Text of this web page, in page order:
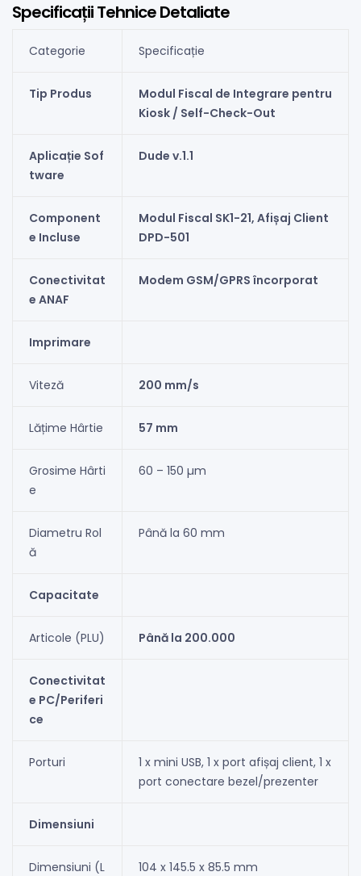
Specificații Tehnice Detaliate
Categorie Specificație
Tip Produs
Modul Fiscal de Integrare pentru
Kiosk / Self-Check-Out
Aplicație Sof
tware
Dude v.1.1
Component
e Incluse
Modul Fiscal SK1-21, Afișaj Client
DPD-501
Conectivitat
e ANAF
Modem GSM/GPRS încorporat
Imprimare
Viteză 200 mm/s
Lățime Hârtie 57 mm
Grosime Hârti
e
60 – 150 µm
Diametru Rol
ă
Până la 60 mm
Capacitate
Articole (PLU) Până la 200.000
Conectivitat
e PC/Periferi
ce
Porturi
1 x mini USB, 1 x port afișaj client, 1 x
port conectare bezel/prezenter
Dimensiuni
Dimensiuni (L 104 x 145.5 x 85.5 mm